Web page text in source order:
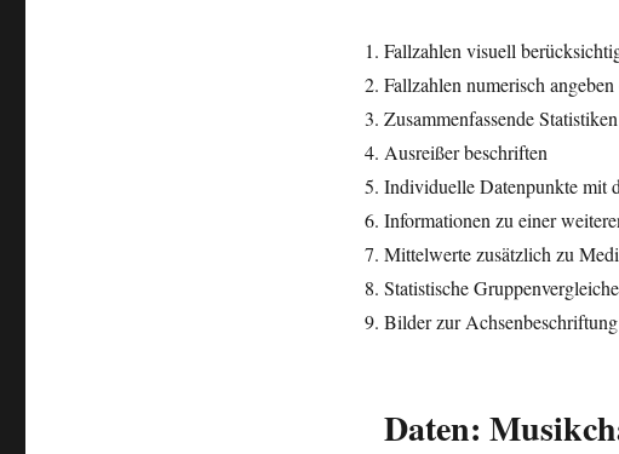
Fallzahlen visuell
Fallzahlen numerisch
Zusammenfassende
Ausreißer beschriften
Individuelle Datenpunkte mit
Informationen zu einer
Mittelwerte zusätzlich zu
Statistische
Bilder zur
Daten: